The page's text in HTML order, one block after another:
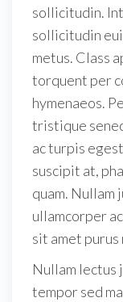
sollicitudin.
sollicitudin
metus. Class
torquent per
hymenaeos.
tristique
ac turpis
suscipit at,
quam. Nullam
ullamcorper
sit amet purus
Nullam lectus
tempor sed